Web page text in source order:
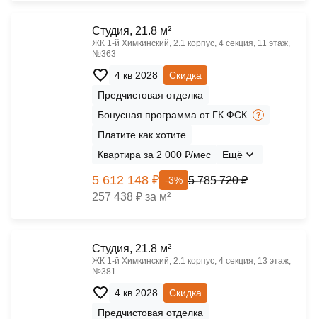
Cтудия, 21.8 м²
ЖК 1‑й Химкинский, 2.1 корпус, 4 секция, 11 этаж,
№363
4 кв 2028
Скидка
Предчистовая отделка
Бонусная программа от ГК ФСК
Платите как хотите
Квартира за 2 000 ₽/мес
Ещё
5 612 148 ₽ -3% 5 785 720 ₽
257 438 ₽ за м²
Cтудия, 21.8 м²
ЖК 1‑й Химкинский, 2.1 корпус, 4 секция, 13 этаж,
№381
4 кв 2028
Скидка
Предчистовая отделка